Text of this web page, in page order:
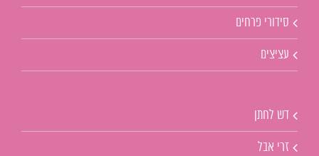
סידורי פרחים
עציצים
דש לחתן
זרי אבל